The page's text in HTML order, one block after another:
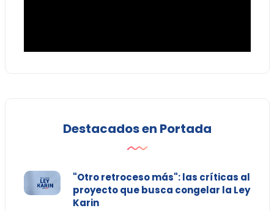
Destacados en Portada
"Otro retroceso más": las críticas al
proyecto que busca congelar la Ley
Karin